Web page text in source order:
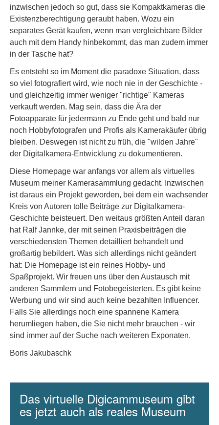
inzwischen jedoch so gut, dass sie Kompaktkameras die
Existenzberechtigung geraubt haben. Wozu ein
separates Gerät kaufen, wenn man vergleichbare Bilder
auch mit dem Handy hinbekommt, das man zudem immer
in der Tasche hat?
Es entsteht so im Moment die paradoxe Situation, dass
so viel fotografiert wird, wie noch nie in der Geschichte -
und gleichzeitig immer weniger "richtige" Kameras
verkauft werden. Mag sein, dass die Ära der
Fotoapparate für jedermann zu Ende geht und bald nur
noch Hobbyfotografen und Profis als Kamerakäufer übrig
bleiben. Deswegen ist nicht zu früh, die "wilden Jahre"
der Digitalkamera-Entwicklung zu dokumentieren.
Diese Homepage war anfangs vor allem als virtuelles
Museum meiner Kamerasammlung gedacht. Inzwischen
ist daraus ein Projekt geworden, bei dem ein wachsender
Kreis von Autoren tolle Beiträge zur Digitalkamera-
Geschichte beisteuert. Den weitaus größten Anteil daran
hat Ralf Jannke, der mit seinen Praxisbeiträgen die
verschiedensten Themen detailliert behandelt und
großartig bebildert. Was sich allerdings nicht geändert
hat: Die Homepage ist ein reines Hobby- und
Spaßprojekt. Wir freuen uns über den Austausch mit
anderen Sammlern und Fotobegeisterten. Es gibt keine
Werbung und wir sind auch keine bezahlten Influencer.
Falls Sie allerdings noch eine spannene Kamera
herumliegen haben, die Sie nicht mehr brauchen - wir
sind immer auf der Suche nach weiteren Exponaten.
Boris Jakubaschk
Das virtuelle Digicammuseum gibt
es jetzt auch als reales Museum